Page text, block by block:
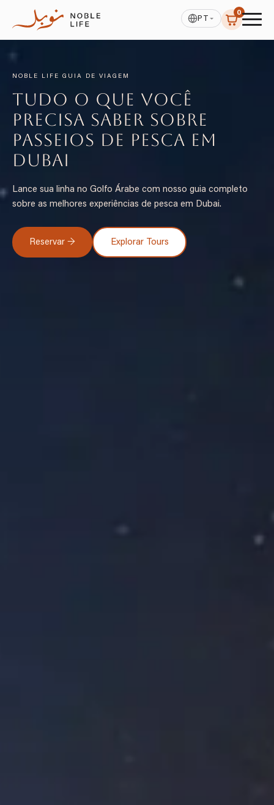
PT
0
NOBLE LIFE GUIA DE VIAGEM
Tudo o que Você
Precisa Saber sobre
Passeios de Pesca em
Dubai
Lance sua linha no Golfo Árabe com nosso guia completo
sobre as melhores experiências de pesca em Dubai.
Reservar → Explorar Tours